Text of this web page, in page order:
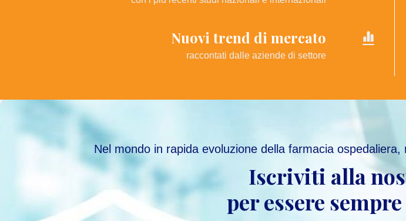
Nuovi trend di mercato
raccontati dalle aziende di settore
Nel mondo in rapida evoluzione della farmacia
Iscriviti alla
per essere